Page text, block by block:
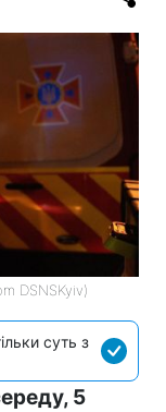
DSNSKyiv)
суть з
5